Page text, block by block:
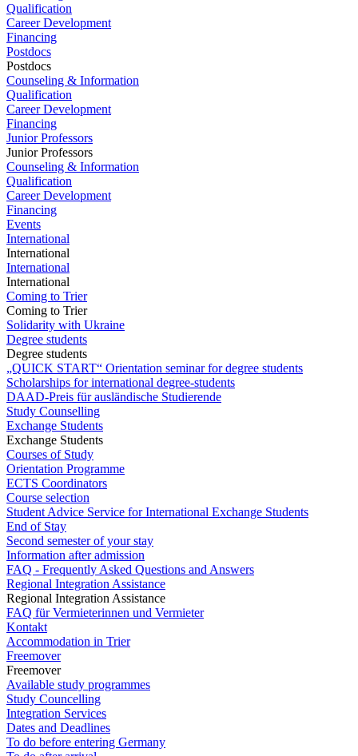
Qualification
Career Development
Financing
Postdocs
Postdocs
Counseling & Information
Qualification
Career Development
Financing
Junior Professors
Junior Professors
Counseling & Information
Qualification
Career Development
Financing
Events
International
International
International
International
Coming to Trier
Coming to Trier
Solidarity with Ukraine
Degree students
Degree students
„QUICK START“ Orientation seminar for degree students
Scholarships for international degree-students
DAAD-Preis für ausländische Studierende
Study Counselling
Exchange Students
Exchange Students
Courses of Study
Orientation Programme
ECTS Coordinators
Course selection
Student Advice Service for International Exchange Students
End of Stay
Second semester of your stay
Information after admission
FAQ - Frequently Asked Questions and Answers
Regional Integration Assistance
Regional Integration Assistance
FAQ für Vermieterinnen und Vermieter
Kontakt
Accommodation in Trier
Freemover
Freemover
Available study programmes
Study Councelling
Integration Services
Dates and Deadlines
To do before entering Germany